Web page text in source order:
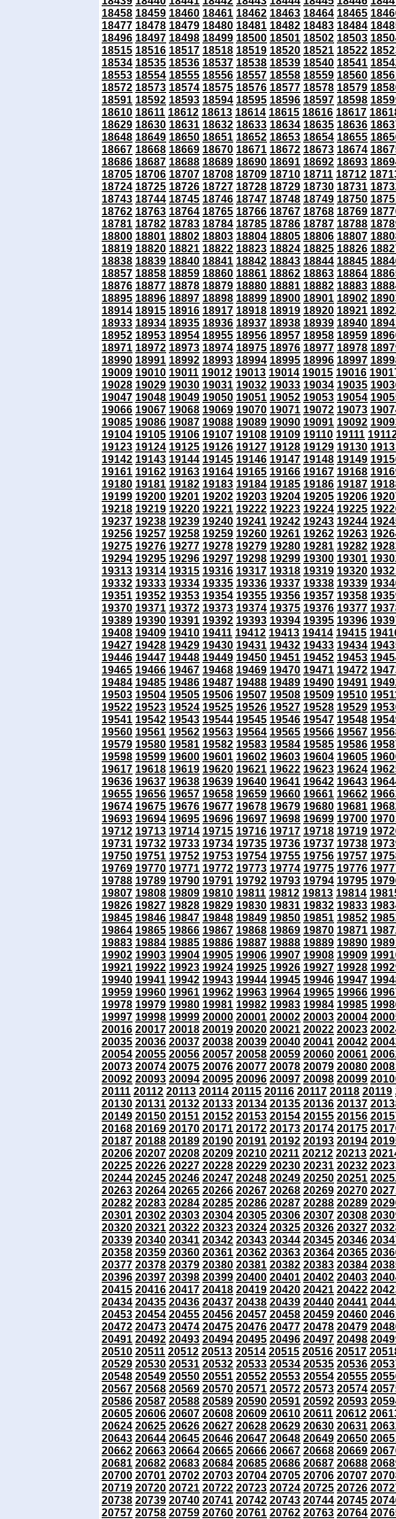
18458 18459 18460 18461 18462 18463 18464 18465
18477 18478 18479 18480 18481 18482 18483 18484
18496 18497 18498 18499 18500 18501 18502 18503
18515 18516 18517 18518 18519 18520 18521 18522
18534 18535 18536 18537 18538 18539 18540 18541
18553 18554 18555 18556 18557 18558 18559 18560
18572 18573 18574 18575 18576 18577 18578 18579
18591 18592 18593 18594 18595 18596 18597 18598
18610 18611 18612 18613 18614 18615 18616 18617
18629 18630 18631 18632 18633 18634 18635 18636
18648 18649 18650 18651 18652 18653 18654 18655
18667 18668 18669 18670 18671 18672 18673 18674
18686 18687 18688 18689 18690 18691 18692 18693
18705 18706 18707 18708 18709 18710 18711 18712
18724 18725 18726 18727 18728 18729 18730 18731
18743 18744 18745 18746 18747 18748 18749 18750
18762 18763 18764 18765 18766 18767 18768 18769
18781 18782 18783 18784 18785 18786 18787 18788
18800 18801 18802 18803 18804 18805 18806 18807
18819 18820 18821 18822 18823 18824 18825 18826
18838 18839 18840 18841 18842 18843 18844 18845
18857 18858 18859 18860 18861 18862 18863 18864
18876 18877 18878 18879 18880 18881 18882 18883
18895 18896 18897 18898 18899 18900 18901 18902
18914 18915 18916 18917 18918 18919 18920 18921
18933 18934 18935 18936 18937 18938 18939 18940
18952 18953 18954 18955 18956 18957 18958 18959
18971 18972 18973 18974 18975 18976 18977 18978
18990 18991 18992 18993 18994 18995 18996 18997
19009 19010 19011 19012 19013 19014 19015 19016
19028 19029 19030 19031 19032 19033 19034 19035
19047 19048 19049 19050 19051 19052 19053 19054
19066 19067 19068 19069 19070 19071 19072 19073
19085 19086 19087 19088 19089 19090 19091 19092
19104 19105 19106 19107 19108 19109 19110 19111
19123 19124 19125 19126 19127 19128 19129 19130
19142 19143 19144 19145 19146 19147 19148 19149
19161 19162 19163 19164 19165 19166 19167 19168
19180 19181 19182 19183 19184 19185 19186 19187
19199 19200 19201 19202 19203 19204 19205 19206
19218 19219 19220 19221 19222 19223 19224 19225
19237 19238 19239 19240 19241 19242 19243 19244
19256 19257 19258 19259 19260 19261 19262 19263
19275 19276 19277 19278 19279 19280 19281 19282
19294 19295 19296 19297 19298 19299 19300 19301
19313 19314 19315 19316 19317 19318 19319 19320
19332 19333 19334 19335 19336 19337 19338 19339
19351 19352 19353 19354 19355 19356 19357 19358
19370 19371 19372 19373 19374 19375 19376 19377
19389 19390 19391 19392 19393 19394 19395 19396
19408 19409 19410 19411 19412 19413 19414 19415
19427 19428 19429 19430 19431 19432 19433 19434
19446 19447 19448 19449 19450 19451 19452 19453
19465 19466 19467 19468 19469 19470 19471 19472
19484 19485 19486 19487 19488 19489 19490 19491
19503 19504 19505 19506 19507 19508 19509 19510
19522 19523 19524 19525 19526 19527 19528 19529
19541 19542 19543 19544 19545 19546 19547 19548
19560 19561 19562 19563 19564 19565 19566 19567
19579 19580 19581 19582 19583 19584 19585 19586
19598 19599 19600 19601 19602 19603 19604 19605
19617 19618 19619 19620 19621 19622 19623 19624
19636 19637 19638 19639 19640 19641 19642 19643
19655 19656 19657 19658 19659 19660 19661 19662
19674 19675 19676 19677 19678 19679 19680 19681
19693 19694 19695 19696 19697 19698 19699 19700
19712 19713 19714 19715 19716 19717 19718 19719
19731 19732 19733 19734 19735 19736 19737 19738
19750 19751 19752 19753 19754 19755 19756 19757
19769 19770 19771 19772 19773 19774 19775 19776
19788 19789 19790 19791 19792 19793 19794 19795
19807 19808 19809 19810 19811 19812 19813 19814
19826 19827 19828 19829 19830 19831 19832 19833
19845 19846 19847 19848 19849 19850 19851 19852
19864 19865 19866 19867 19868 19869 19870 19871
19883 19884 19885 19886 19887 19888 19889 19890
19902 19903 19904 19905 19906 19907 19908 19909
19921 19922 19923 19924 19925 19926 19927 19928
19940 19941 19942 19943 19944 19945 19946 19947
19959 19960 19961 19962 19963 19964 19965 19966
19978 19979 19980 19981 19982 19983 19984 19985
19997 19998 19999 20000 20001 20002 20003 20004
20016 20017 20018 20019 20020 20021 20022 20023
20035 20036 20037 20038 20039 20040 20041 20042
20054 20055 20056 20057 20058 20059 20060 20061
20073 20074 20075 20076 20077 20078 20079 20080
20092 20093 20094 20095 20096 20097 20098 20099
20111 20112 20113 20114 20115 20116 20117 20118 20119
20130 20131 20132 20133 20134 20135 20136 20137
20149 20150 20151 20152 20153 20154 20155 20156
20168 20169 20170 20171 20172 20173 20174 20175
20187 20188 20189 20190 20191 20192 20193 20194
20206 20207 20208 20209 20210 20211 20212 20213
20225 20226 20227 20228 20229 20230 20231 20232
20244 20245 20246 20247 20248 20249 20250 20251
20263 20264 20265 20266 20267 20268 20269 20270
20282 20283 20284 20285 20286 20287 20288 20289
20301 20302 20303 20304 20305 20306 20307 20308
20320 20321 20322 20323 20324 20325 20326 20327
20339 20340 20341 20342 20343 20344 20345 20346
20358 20359 20360 20361 20362 20363 20364 20365
20377 20378 20379 20380 20381 20382 20383 20384
20396 20397 20398 20399 20400 20401 20402 20403
20415 20416 20417 20418 20419 20420 20421 20422
20434 20435 20436 20437 20438 20439 20440 20441
20453 20454 20455 20456 20457 20458 20459 20460
20472 20473 20474 20475 20476 20477 20478 20479
20491 20492 20493 20494 20495 20496 20497 20498
20510 20511 20512 20513 20514 20515 20516 20517
20529 20530 20531 20532 20533 20534 20535 20536
20548 20549 20550 20551 20552 20553 20554 20555
20567 20568 20569 20570 20571 20572 20573 20574
20586 20587 20588 20589 20590 20591 20592 20593
20605 20606 20607 20608 20609 20610 20611 20612
20624 20625 20626 20627 20628 20629 20630 20631
20643 20644 20645 20646 20647 20648 20649 20650
20662 20663 20664 20665 20666 20667 20668 20669
20681 20682 20683 20684 20685 20686 20687 20688
20700 20701 20702 20703 20704 20705 20706 20707
20719 20720 20721 20722 20723 20724 20725 20726
20738 20739 20740 20741 20742 20743 20744 20745
20757 20758 20759 20760 20761 20762 20763 20764